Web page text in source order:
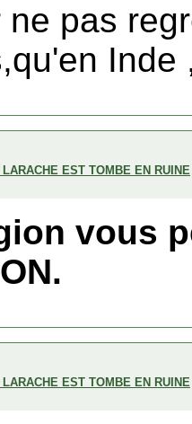
ne pas
EST TOMBE EN RUINE
vous
EST TOMBE EN RUINE